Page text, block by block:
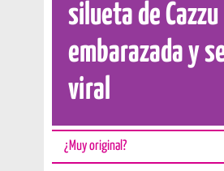
silueta de Cazzu
embarazada y
viral
¿Muy original?